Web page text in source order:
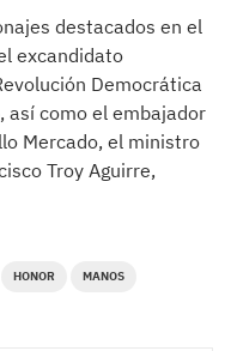
destacados en el
excandidato
Democrática
así como el embajador
Mercado, el ministro
Troy Aguirre,
HONOR MANOS